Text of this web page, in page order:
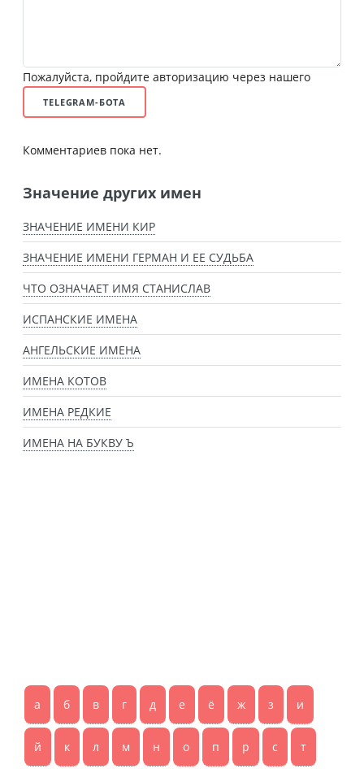
Пожалуйста, пройдите авторизацию через нашего
TELEGRAM-БОТА
Комментариев пока нет.
Значение других имен
ЗНАЧЕНИЕ ИМЕНИ КИР
ЗНАЧЕНИЕ ИМЕНИ ГЕРМАН И ЕЕ СУДЬБА
ЧТО ОЗНАЧАЕТ ИМЯ СТАНИСЛАВ
ИСПАНСКИЕ ИМЕНА
АНГЕЛЬСКИЕ ИМЕНА
ИМЕНА КОТОВ
ИМЕНА РЕДКИЕ
ИМЕНА НА БУКВУ Ъ
а б в г д е ё ж з и
й к л м н о п р с т